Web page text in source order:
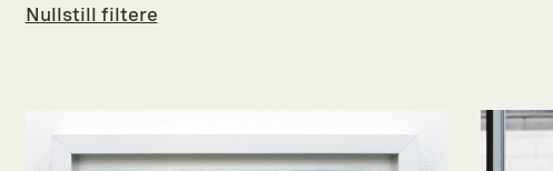
Nullstill filtere